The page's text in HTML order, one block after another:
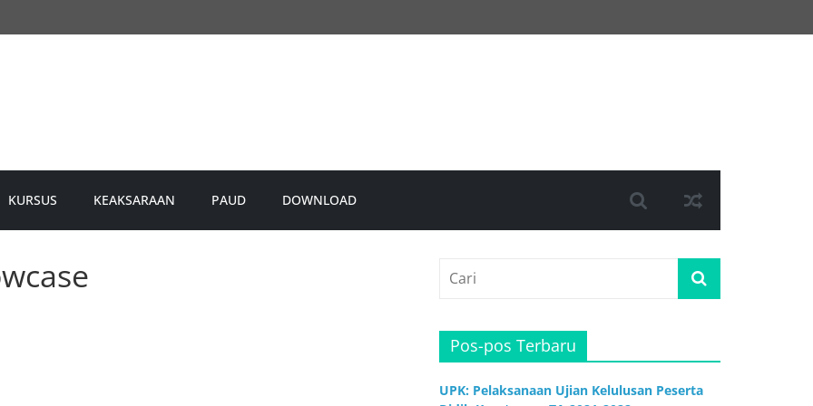
KURSUS KEAKSARAAN PAUD DOWNLOAD
Pos-pos Terbaru
UPK: Pelaksanaan Ujian Kelulusan Peserta